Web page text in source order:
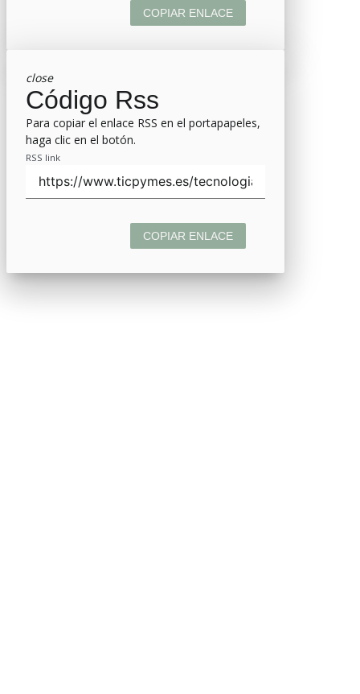
COPIAR ENLACE
close
Código Rss
Para copiar el enlace RSS en el portapapeles,
haga clic en el botón.
RSS link
COPIAR ENLACE